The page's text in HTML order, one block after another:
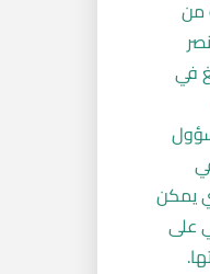
من
في
يمكن
على